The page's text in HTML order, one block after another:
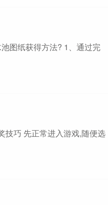
图纸获得方法? 1、通过完
技巧 先正常进入游戏,随便选